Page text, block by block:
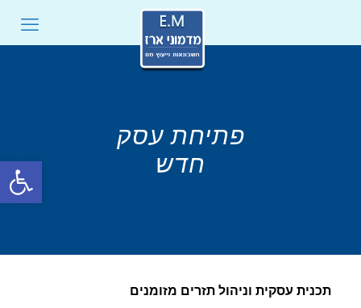
פתיחת עסק
חדש
תכנית עסקית וניהול תזרים מזומנים
פתח